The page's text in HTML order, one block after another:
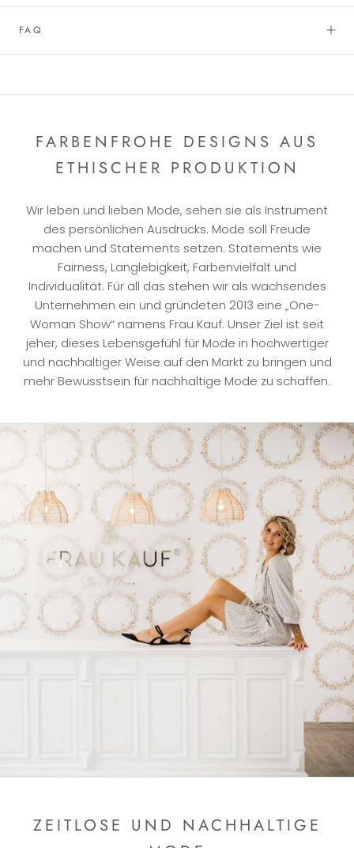
FAQ
FARBENFROHE DESIGNS AUS
ETHISCHER PRODUKTION
Wir leben und lieben Mode, sehen sie als Instrument
des persönlichen Ausdrucks. Mode soll Freude
machen und Statements setzen. Statements wie
Fairness, Langlebigkeit, Farbenvielfalt und
Individualität. Für all das stehen wir als wachsendes
Unternehmen ein und gründeten 2013 eine „One-
Woman Show“ namens Frau Kauf. Unser Ziel ist seit
jeher, dieses Lebensgefühl für Mode in hochwertiger
und nachhaltiger Weise auf den Markt zu bringen und
mehr Bewusstsein für nachhaltige Mode zu schaffen.
ZEITLOSE UND NACHHALTIGE